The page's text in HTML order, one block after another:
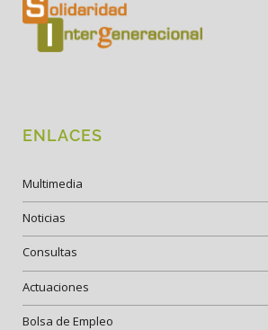
ENLACES
Multimedia
Noticias
Consultas
Actuaciones
Bolsa de Empleo